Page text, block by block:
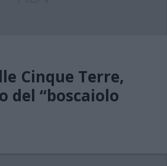
Cinque Terre,
del “boscaiolo